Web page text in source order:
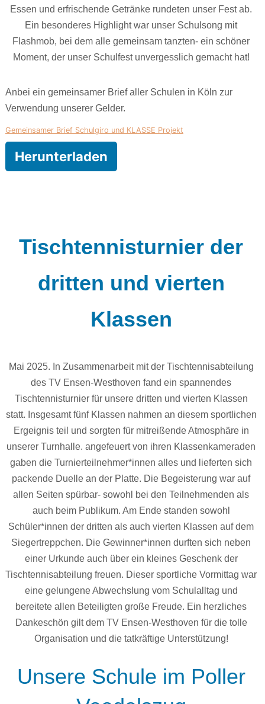
Essen und erfrischende Getränke rundeten unser Fest ab.
Ein besonderes Highlight war unser Schulsong mit
Flashmob, bei dem alle gemeinsam tanzten- ein schöner
Moment, der unser Schulfest unvergesslich gemacht hat!
Anbei ein gemeinsamer Brief aller Schulen in Köln zur
Verwendung unserer Gelder.
Gemeinsamer Brief Schulgiro und KLASSE Projekt
Herunterladen
Tischtennisturnier der
dritten und vierten
Klassen
Mai 2025. In Zusammenarbeit mit der Tischtennisabteilung
des TV Ensen-Westhoven fand ein spannendes
Tischtennisturnier für unsere dritten und vierten Klassen
statt. Insgesamt fünf Klassen nahmen an diesem sportlichen
Ergeignis teil und sorgten für mitreißende Atmosphäre in
unserer Turnhalle. angefeuert von ihren Klassenkameraden
gaben die Turnierteilnehmer*innen alles und lieferten sich
packende Duelle an der Platte. Die Begeisterung war auf
allen Seiten spürbar- sowohl bei den Teilnehmenden als
auch beim Publikum. Am Ende standen sowohl
Schüler*innen der dritten als auch vierten Klassen auf dem
Siegertreppchen. Die Gewinner*innen durften sich neben
einer Urkunde auch über ein kleines Geschenk der
Tischtennisabteilung freuen. Dieser sportliche Vormittag war
eine gelungene Abwechslung vom Schulalltag und
bereitete allen Beteiligten große Freude. Ein herzliches
Dankeschön gilt dem TV Ensen-Westhoven für die tolle
Organisation und die tatkräftige Unterstützung!
Unsere Schule im Poller